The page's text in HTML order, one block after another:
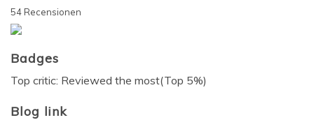
54 Recensionen
Badges
Top critic: Reviewed the most(Top 5%)
Blog link